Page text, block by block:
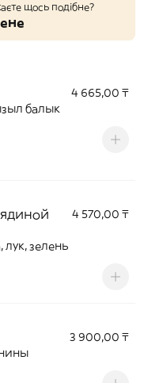
щось подібне?
4 665,00 ₸
балык
4 570,00 ₸
зелень
3 900,00 ₸